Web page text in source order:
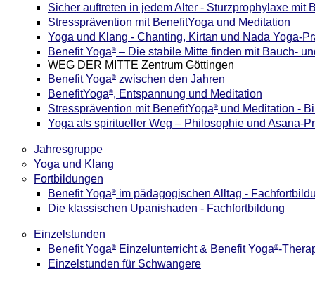
Sicher auftreten in jedem Alter - Sturzprophylaxe mit
Stressprävention mit BenefitYoga und Meditation
Yoga und Klang - Chanting, Kirtan und Nada Yoga-
Benefit Yoga® – Die stabile Mitte finden mit Bauch-
WEG DER MITTE Zentrum Göttingen
Benefit Yoga® zwischen den Jahren
BenefitYoga®, Entspannung und Meditation
Stressprävention mit BenefitYoga® und Meditation -
Yoga als spiritueller Weg – Philosophie und Asana-
Jahresgruppe
Yoga und Klang
Fortbildungen
Benefit Yoga® im pädagogischen Alltag -
Die klassischen Upanishaden - Fachfortbildung
Einzelstunden
Benefit Yoga® Einzelunterricht & Benefit Yoga®-
Einzelstunden für Schwangere